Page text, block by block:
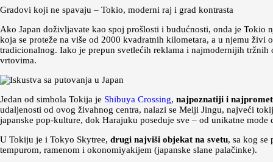
Gradovi koji ne spavaju – Tokio, moderni raj i grad kontrasta
Ako Japan doživljavate kao spoj prošlosti i budućnosti, onda je
koja se proteže na više od 2000 kvadratnih kilometara, a u njemu
tradicionalnog. Iako je prepun svetlećih reklama i najmodernijih
vrtovima.
Jedan od simbola Tokija je Shibuya Crossing, najpoznatiji i
udaljenosti od ovog živahnog centra, nalazi se Meiji Jingu, najveći
japanske pop-kulture, dok Harajuku poseduje sve – od unikatne mode
U Tokiju je i Tokyo Skytree, drugi najviši objekat na svetu, sa kog se
tempurom, ramenom i okonomiyakijem (japanske slane palačinke).